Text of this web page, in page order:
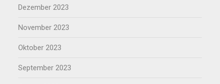
Dezember 2023
November 2023
Oktober 2023
September 2023